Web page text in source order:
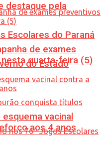
destaque pela
Escolares do Paraná
do Estado
de exames
quarta-feira (5)
vacinal
aos 4 anos